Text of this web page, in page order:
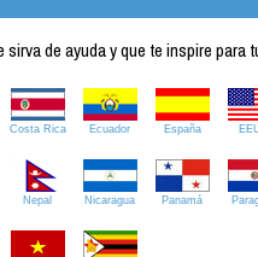
de ayuda y que te inspire para
Costa Rica Ecuador España
Nepal Nicaragua Panamá